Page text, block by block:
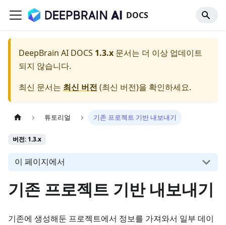
DOCS
DeepBrain AI DOCS 1.3.x 문서는 더 이상 업데이트
되지 않습니다.
최신 문서는 최신 버전 (최신 버전)을 확인하세요.
튜토리얼 기존 프로젝트 기반 내보내기
버전: 1.3.x
이 페이지에서
기존 프로젝트 기반 내보내기
기존에 생성해둔 프로젝트에서 정보를 가져와서 일부 데이